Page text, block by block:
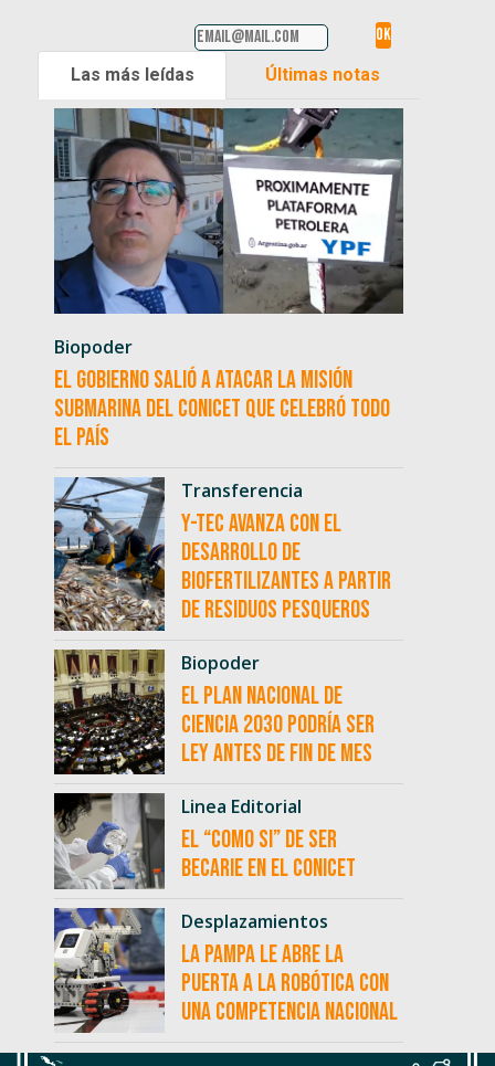
Las más leídas Últimas notas
Biopoder
El Gobierno salió a atacar la misión
submarina del CONICET que celebró todo
el país
Transferencia
Y-TEC avanza con el
desarrollo de
biofertilizantes a partir
de residuos pesqueros
Biopoder
El Plan Nacional de
Ciencia 2030 podría ser
ley antes de fin de mes
Linea Editorial
El “como si” de ser
becarie en el CONICET
Desplazamientos
La Pampa le abre la
puerta a la robótica con
una competencia nacional